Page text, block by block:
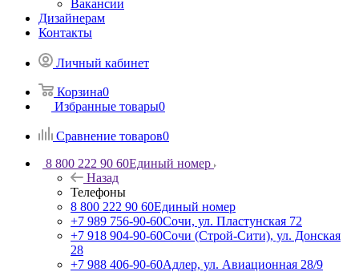
Вакансии
Дизайнерам
Контакты
Личный кабинет
Корзина0
Избранные товары0
Сравнение товаров0
8 800 222 90 60Единый номер
Назад
Телефоны
8 800 222 90 60Единый номер
+7 989 756-90-60Сочи, ул. Пластунская 72
+7 918 904-90-60Сочи (Строй-Сити), ул. Донская
28
+7 988 406-90-60Адлер, ул. Авиационная 28/9